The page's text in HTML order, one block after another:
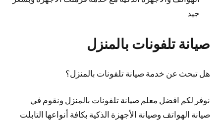
جيد
صيانة تلفونات بالمنزل
هل تبحث عن خدمة صيانة تلفونات بالمنزل؟
نوفر لكم افضل معلم صيانة تلفونات بالمنزل ونقوم في
صيانة الهواتف وصيانة الأجهزة الذكية بكافة أنواعها التابلت